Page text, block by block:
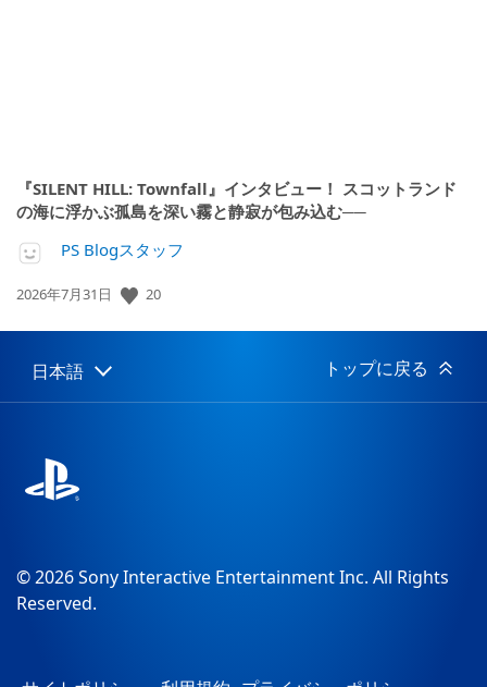
『SILENT HILL: Townfall』インタビュー！ スコットランド
の海に浮かぶ孤島を深い霧と静寂が包み込む──
PS Blogスタッフ
公
日:
2026年7月31日 20
Select
Current
日本語 トップに戻る
© 2026 Sony Interactive Entertainment Inc. All Rights
Reserved.